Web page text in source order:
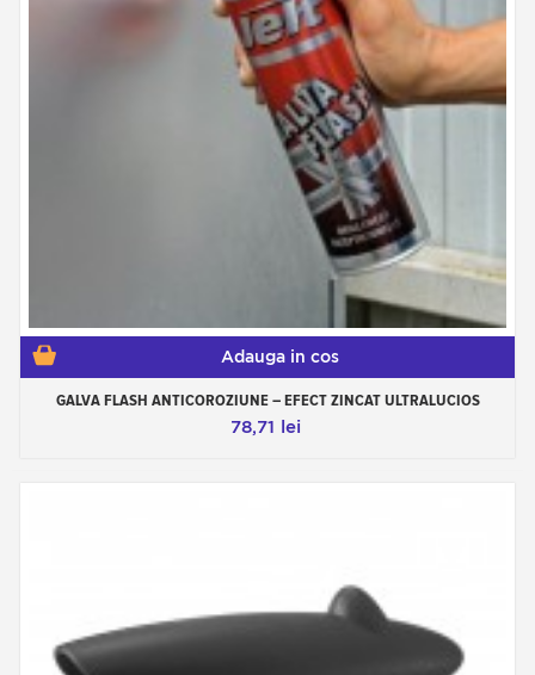
Adauga in cos
GALVA FLASH ANTICOROZIUNE – EFECT ZINCAT ULTRALUCIOS
78,71 lei